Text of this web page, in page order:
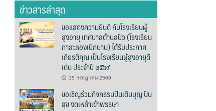
ข่าวสารล่าสุด
ขอแสดงความยินดี กับโรงเรียนผู้
สูงอายุ เทศบาลตำบลปัว (โรงเรียน
กาสะลองเบิกบาน) ได้รับประกาศ
เกียรติคุณ เป็นโรงเรียนผู้สูงอายุดี
เด่น ประจำปี ๒๕๖๙
15 กรกฎาคม 2569
ขอเชิญร่วมกิจกรรมปั่นเติมบุญ ปัน
สุข งดเหล้าเข้าพรรษา